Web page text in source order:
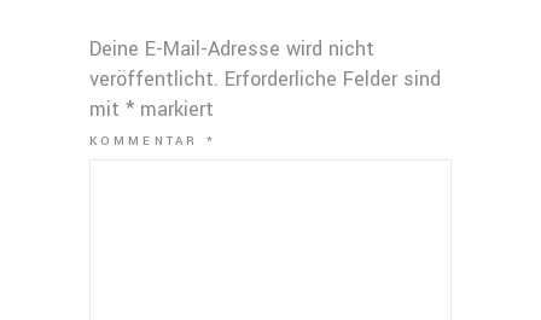
Deine E-Mail-Adresse wird nicht
veröffentlicht. Erforderliche Felder sind
mit * markiert
KOMMENTAR*